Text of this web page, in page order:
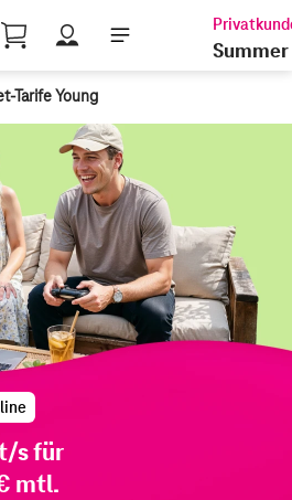
Shopping Cart
Summer
Tarife Young
s für
mtl.